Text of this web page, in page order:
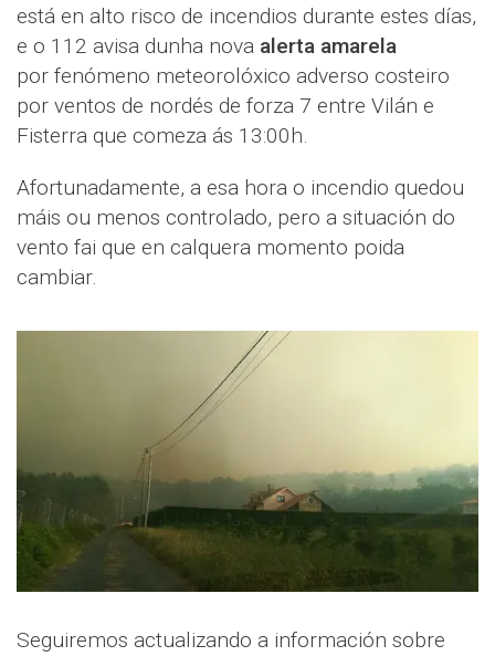
está en alto risco de incendios durante estes días,
e o 112 avisa dunha nova alerta amarela
por fenómeno meteorolóxico adverso costeiro
por ventos de nordés de forza 7 entre Vilán e
Fisterra que comeza ás 13:00h.
Afortunadamente, a esa hora o incendio quedou
máis ou menos controlado, pero a situación do
vento fai que en calquera momento poida
cambiar.
Seguiremos actualizando a información sobre